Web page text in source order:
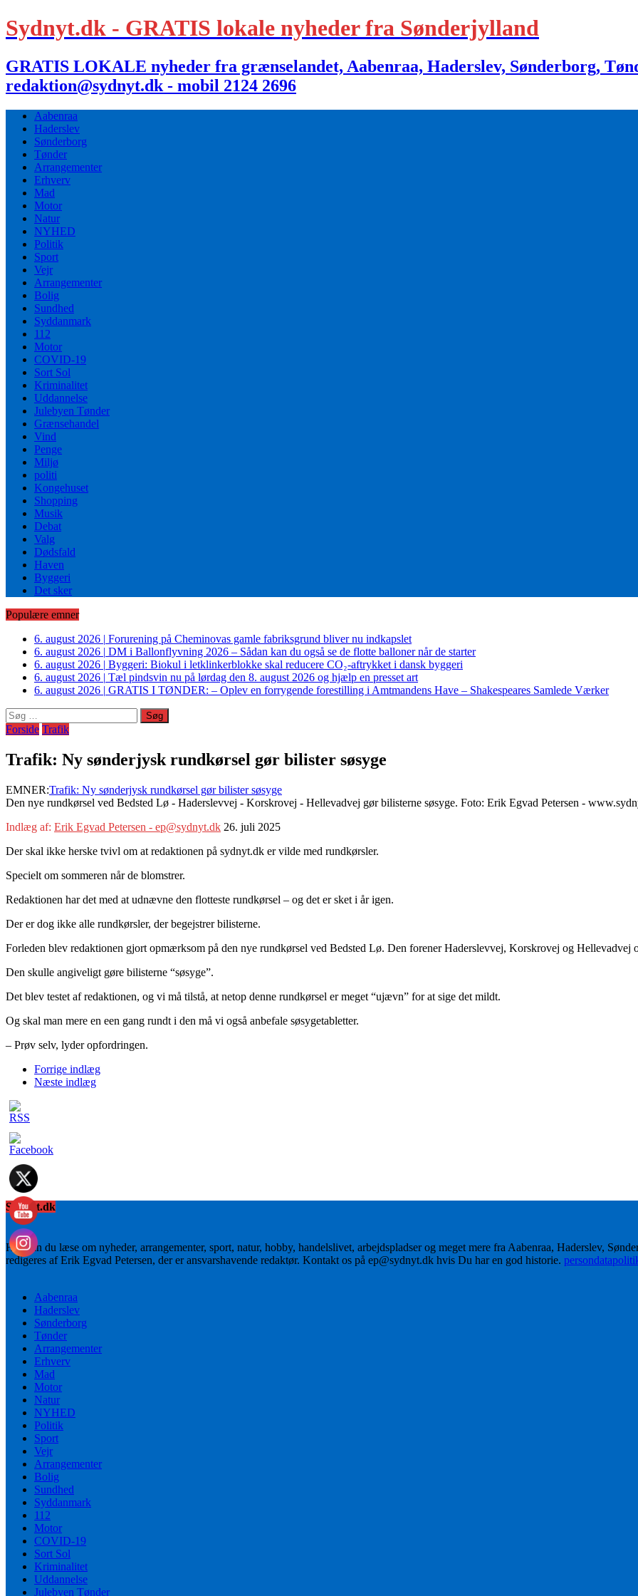
Sydnyt.dk - GRATIS lokale nyheder fra Sønderjylland
GRATIS LOKALE nyheder fra grænselandet, Aabenraa, Haderslev, Sønderborg,
redaktion@sydnyt.dk - mobil 2124 2696
Aabenraa
Haderslev
Sønderborg
Tønder
Arrangementer
Erhverv
Mad
Motor
Natur
NYHED
Politik
Sport
Vejr
Arrangementer
Bolig
Sundhed
Syddanmark
112
Motor
COVID-19
Sort Sol
Kriminalitet
Uddannelse
Julebyen Tønder
Grænsehandel
Vind
Penge
Miljø
politi
Kongehuset
Shopping
Musik
Debat
Valg
Dødsfald
Haven
Byggeri
Det sker
Populære emner
6. august 2026 | Forurening på Cheminovas gamle fabriksgrund bliver nu indkapslet
6. august 2026 | DM i Ballonflyvning 2026 – Sådan kan du også se de flotte balloner når de starter
6. august 2026 | Byggeri: Biokul i letklinkerblokke skal reducere CO₂-aftrykket i dansk byggeri
6. august 2026 | Tæl pindsvin nu på lørdag den 8. august 2026 og hjælp en presset art
6. august 2026 | GRATIS I TØNDER: – Oplev en forrygende forestilling i Amtmandens Have – Shakespeares Samlede Værker
Søg
efter:
Forside Trafik
Trafik: Ny sønderjysk rundkørsel gør bilister søsyge
EMNER:Trafik: Ny sønderjysk rundkørsel gør bilister søsyge
Den nye rundkørsel ved Bedsted Lø - Haderslevvej - Korskrovej - Hellevadvej gør bilisterne søsyge. Foto: Erik Egvad Petersen -
Indlæg af: Erik Egvad Petersen - ep@sydnyt.dk 26. juli 2025
Der skal ikke herske tvivl om at redaktionen på sydnyt.dk er vilde med rundkørsler.
Specielt om sommeren når de blomstrer.
Redaktionen har det med at udnævne den flotteste rundkørsel – og det er sket i år igen.
Der er dog ikke alle rundkørsler, der begejstrer bilisterne.
Forleden blev redaktionen gjort opmærksom på den nye rundkørsel ved Bedsted Lø. Den forener Haderslevvej, Korskrovej og Hellevadvej
Den skulle angiveligt gøre bilisterne “søsyge”.
Det blev testet af redaktionen, og vi må tilstå, at netop denne rundkørsel er meget “ujævn” for at sige det mildt.
Og skal man mere en een gang rundt i den må vi også anbefale søsygetabletter.
– Prøv selv, lyder opfordringen.
Forrige indlæg
Næste indlæg
Sydnyt.dk
Her kan du læse om nyheder, arrangementer, sport, natur, hobby, handelslivet, arbejdspladser og meget mere fra Aabenraa, Haderslev,
redigeres af Erik Egvad Petersen, der er ansvarshavende redaktør. Kontakt os på ep@sydnyt.dk hvis Du har en god historie.
Aabenraa
Haderslev
Sønderborg
Tønder
Arrangementer
Erhverv
Mad
Motor
Natur
NYHED
Politik
Sport
Vejr
Arrangementer
Bolig
Sundhed
Syddanmark
112
Motor
COVID-19
Sort Sol
Kriminalitet
Uddannelse
Julebyen Tønder